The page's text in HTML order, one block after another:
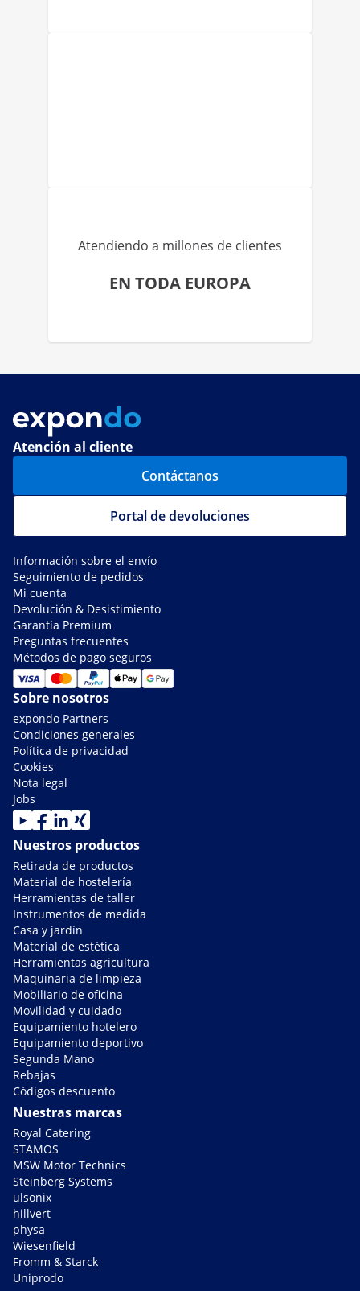
Atendiendo a millones de clientes
EN TODA EUROPA
Atención al cliente
Contáctanos
Portal de devoluciones
Información sobre el envío
Seguimiento de pedidos
Mi cuenta
Devolución & Desistimiento
Garantía Premium
Preguntas frecuentes
Métodos de pago seguros
Sobre nosotros
expondo Partners
Condiciones generales
Política de privacidad
Cookies
Nota legal
Jobs
Nuestros productos
Retirada de productos
Material de hostelería
Herramientas de taller
Instrumentos de medida
Casa y jardín
Material de estética
Herramientas agricultura
Maquinaria de limpieza
Mobiliario de oficina
Movilidad y cuidado
Equipamiento hotelero
Equipamiento deportivo
Segunda Mano
Rebajas
Códigos descuento
Nuestras marcas
Royal Catering
STAMOS
MSW Motor Technics
Steinberg Systems
ulsonix
hillvert
physa
Wiesenfield
Fromm & Starck
Uniprodo